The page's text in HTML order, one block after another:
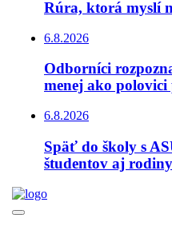
Rúra, ktorá myslí
6.8.2026
Odborníci
menej ako
6.8.2026
Späť do školy s
študentov aj rodiny